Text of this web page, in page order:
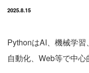
2025.8.15
PythonはAI、機械学
自動化、Web等で中心